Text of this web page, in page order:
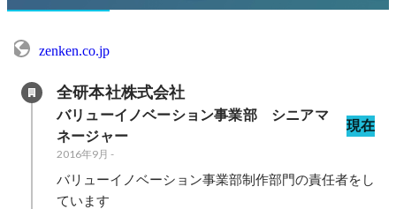
zenken.co.jp
全研本社株式会社
バリューイノベーション事業部　シニアマ
ネージャー
現在
2016年9月 -
バリューイノベーション事業部制作部門の責任者をし
ています